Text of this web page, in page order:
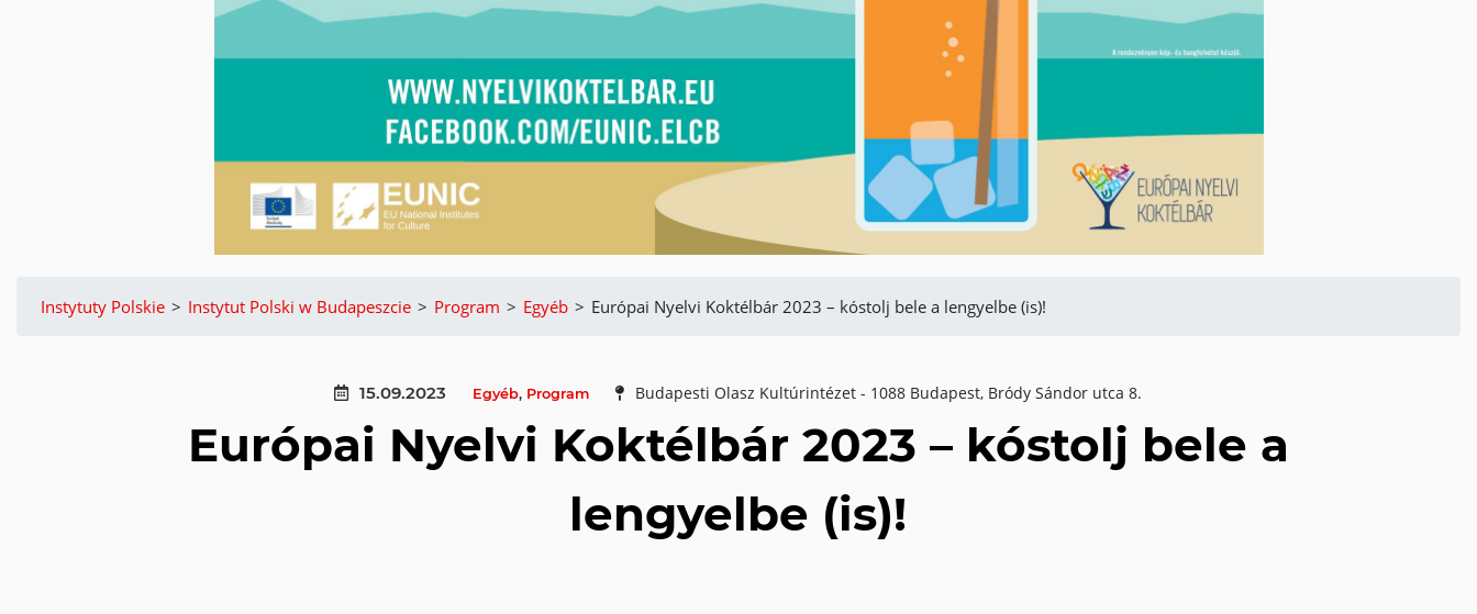
Instytuty Polskie > Instytut Polski w Budapeszcie > Program > Egyéb > Európai Nyelvi Koktélbár 2023 – kóstolj bele a lengyelbe (is)!
15.09.2023 Egyéb, Program Budapesti Olasz Kultúrintézet - 1088 Budapest, Bródy Sándor utca 8.
Európai Nyelvi Koktélbár 2023 – kóstolj bele a
lengyelbe (is)!